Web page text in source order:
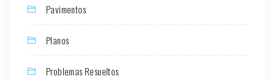
Pavimentos
Planos
Problemas Resueltos